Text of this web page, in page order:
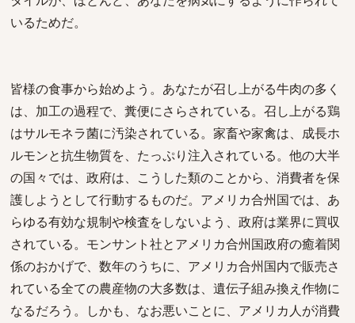
いるためだ。
皆様の食事から始めよう。あなたが召し上がる牛肉の多く
は、加工の過程で、糞便にさらされている。召し上がる鶏
はサルモネラ菌に汚染されている。家畜や家禽は、成長ホ
ルモンと抗生物質を、たっぷり注入されている。他の大半
の国々では、政府は、こうした類のことから、消費者を保
護しようとして行動するものだ。アメリカ合州国では、あ
らゆる有効な規制や検査をしないよう、政府は業界に買収
されている。モンサント社とアメリカ合州国政府の癒着関
係のおかげで、数年のうちに、アメリカ合州国内で販売さ
れている全ての農産物の大多数は、遺伝子組み換え作物に
なるだろう。しかも、なお悪いことに、アメリカ人が消費